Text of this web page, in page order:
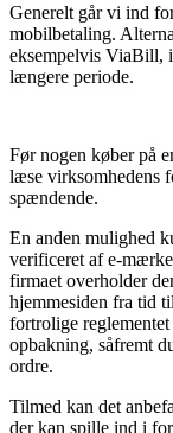
Generelt går vi ind
mobilbetaling.
eksempelvis ViaBill,
længere periode.
Før nogen køber på
læse virksomhedens
spændende.
En anden mulighed
verificeret af e-
firmaet overholder
hjemmesiden fra tid
fortrolige
opbakning, såfremt
ordre.
Tilmed kan det
der kan spille ind i